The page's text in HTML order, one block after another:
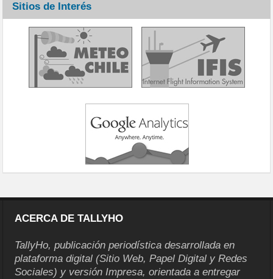
Sitios de Interés
ACERCA DE TALLYHO
TallyHo, publicación periodística desarrollada en
plataforma digital (Sitio Web, Papel Digital y Redes
Sociales) y versión Impresa, orientada a entregar